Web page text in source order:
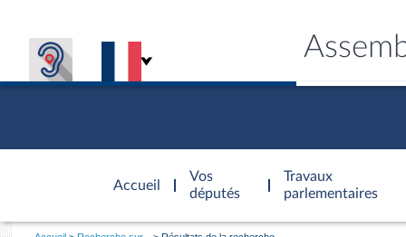
Accueil
d'accueil
Vos
députés
Travaux
parlementaires